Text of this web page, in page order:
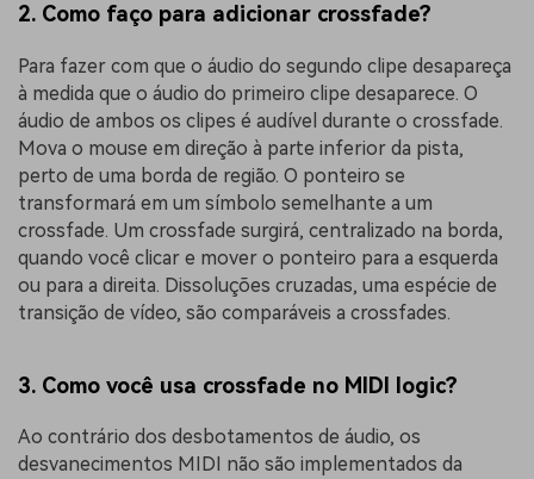
2. Como faço para adicionar crossfade?
Para fazer com que o áudio do segundo clipe desapareça
à medida que o áudio do primeiro clipe desaparece. O
áudio de ambos os clipes é audível durante o crossfade.
Mova o mouse em direção à parte inferior da pista,
perto de uma borda de região. O ponteiro se
transformará em um símbolo semelhante a um
crossfade. Um crossfade surgirá, centralizado na borda,
quando você clicar e mover o ponteiro para a esquerda
ou para a direita. Dissoluções cruzadas, uma espécie de
transição de vídeo, são comparáveis a crossfades.
3. Como você usa crossfade no MIDI logic?
Ao contrário dos desbotamentos de áudio, os
desvanecimentos MIDI não são implementados da